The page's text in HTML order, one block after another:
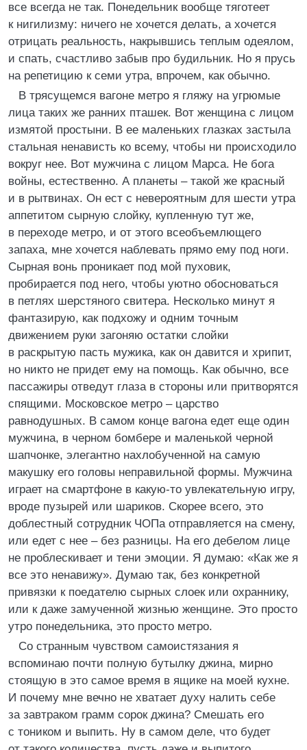
все всегда не так. Понедельник вообще тяготеет
к нигилизму: ничего не хочется делать, а хочется
отрицать реальность, накрывшись теплым одеялом,
и спать, счастливо забыв про будильник. Но я прусь
на репетицию к семи утра, впрочем, как обычно.
В трясущемся вагоне метро я гляжу на угрюмые
лица таких же ранних пташек. Вот женщина с лицом
измятой простыни. В ее маленьких глазках застыла
стальная ненависть ко всему, чтобы ни происходило
вокруг нее. Вот мужчина с лицом Марса. Не бога
войны, естественно. А планеты – такой же красный
и в рытвинах. Он ест с невероятным для шести утра
аппетитом сырную слойку, купленную тут же,
в переходе метро, и от этого всеобъемлющего
запаха, мне хочется наблевать прямо ему под ноги.
Сырная вонь проникает под мой пуховик,
пробирается под него, чтобы уютно обосноваться
в петлях шерстяного свитера. Несколько минут я
фантазирую, как подхожу и одним точным
движением руки загоняю остатки слойки
в раскрытую пасть мужика, как он давится и хрипит,
но никто не придет ему на помощь. Как обычно, все
пассажиры отведут глаза в стороны или притворятся
спящими. Московское метро – царство
равнодушных. В самом конце вагона едет еще один
мужчина, в черном бомбере и маленькой черной
шапчонке, элегантно нахлобученной на самую
макушку его головы неправильной формы. Мужчина
играет на смартфоне в какую-то увлекательную игру,
вроде пузырей или шариков. Скорее всего, это
доблестный сотрудник ЧОПа отправляется на смену,
или едет с нее – без разницы. На его дебелом лице
не проблескивает и тени эмоции. Я думаю: «Как же я
все это ненавижу». Думаю так, без конкретной
привязки к поедателю сырных слоек или охраннику,
или к даже замученной жизнью женщине. Это просто
утро понедельника, это просто метро.
Со странным чувством самоистязания я
вспоминаю почти полную бутылку джина, мирно
стоящую в это самое время в ящике на моей кухне.
И почему мне вечно не хватает духу налить себе
за завтраком грамм сорок джина? Смешать его
с тоником и выпить. Ну в самом деле, что будет